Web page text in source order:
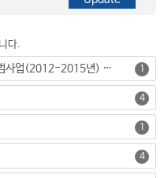
다.
'인성교육 우수 유치원 및 어린이집' 시범사업(2012-2015년) 성과 분석 1
4
1
4